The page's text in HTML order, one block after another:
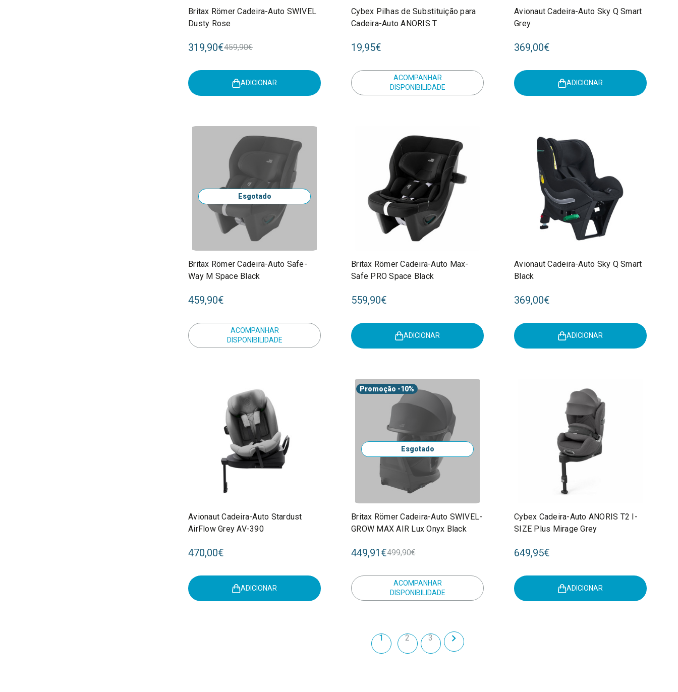
Britax Römer Cadeira-Auto SWIVEL
Dusty Rose
319,90€459,90€
ADICIONAR
Cybex Pilhas de Substituição para
Cadeira-Auto ANORIS T
19,95€
ACOMPANHAR
DISPONIBILIDADE
Avionaut Cadeira-Auto Sky Q Smart
Grey
369,00€
ADICIONAR
Esgotado
Britax Römer Cadeira-Auto Safe-
Way M Space Black
459,90€
ACOMPANHAR
DISPONIBILIDADE
Britax Römer Cadeira-Auto Max-
Safe PRO Space Black
559,90€
ADICIONAR
Avionaut Cadeira-Auto Sky Q Smart
Black
369,00€
ADICIONAR
Avionaut Cadeira-Auto Stardust
AirFlow Grey AV-390
470,00€
ADICIONAR
Promoção -10%
Esgotado
Britax Römer Cadeira-Auto SWIVEL-
GROW MAX AIR Lux Onyx Black
449,91€499,90€
ACOMPANHAR
DISPONIBILIDADE
Cybex Cadeira-Auto ANORIS T2 I-
SIZE Plus Mirage Grey
649,95€
ADICIONAR
1 2 3